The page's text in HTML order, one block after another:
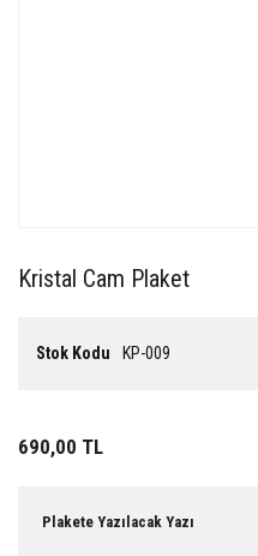
Kristal Cam Plaket
Stok Kodu KP-009
690,00 TL
Plakete Yazılacak Yazı